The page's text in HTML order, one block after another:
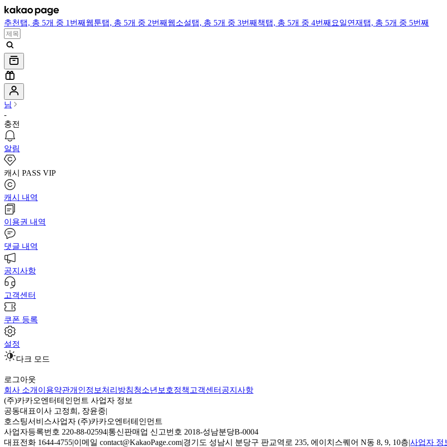
추천 탭, 총 5개 중 1번째 웹툰탭, 총 5개 중 2번째 웹소설탭, 총 5개 중 3번째 책탭, 총 5개 중 4번째 요일연재 탭, 총 5개 중 5번째
님
-
충전
알림
캐시 PASS VIP
캐시 내역
이용권 내역
댓글 내역
공지사항
고객센터
쿠폰 등록
설정
다크 모드
로그아웃
회사 소개 이용약관개인정보처리방침청소년보호정책 고객센터 공지사항
(주)카카오엔터테인먼트 사업자 정보
공동대표이사 고정희, 장윤중|
호스팅서비스사업자 (주)카카오엔터테인먼트
사업자등록번호 220-88-02594|통신판매업 신고번호 2018-성남분당B-0004
대표전화 1644-4755|이메일 contact@KakaoPage.com|경기도 성남시 분당구 판교역로 235, 에이치스퀘어 N동 8, 9, 10층|사업자 정